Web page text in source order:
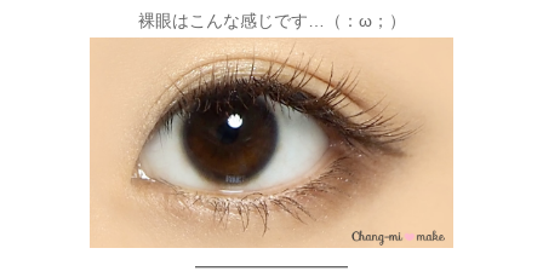
裸眼はこんな感じです…（：ω；）
—————————